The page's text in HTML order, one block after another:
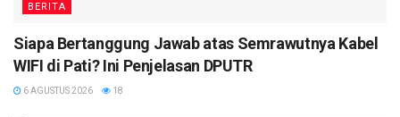
BERITA
Siapa Bertanggung Jawab atas Semrawutnya Kabel
WIFI di Pati? Ini Penjelasan DPUTR
6 AGUSTUS 2026 18